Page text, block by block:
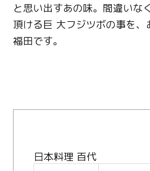
と思い出すあの味。間違いな
頂ける巨 大フジツボの事を
福田です。
日本料理 百代